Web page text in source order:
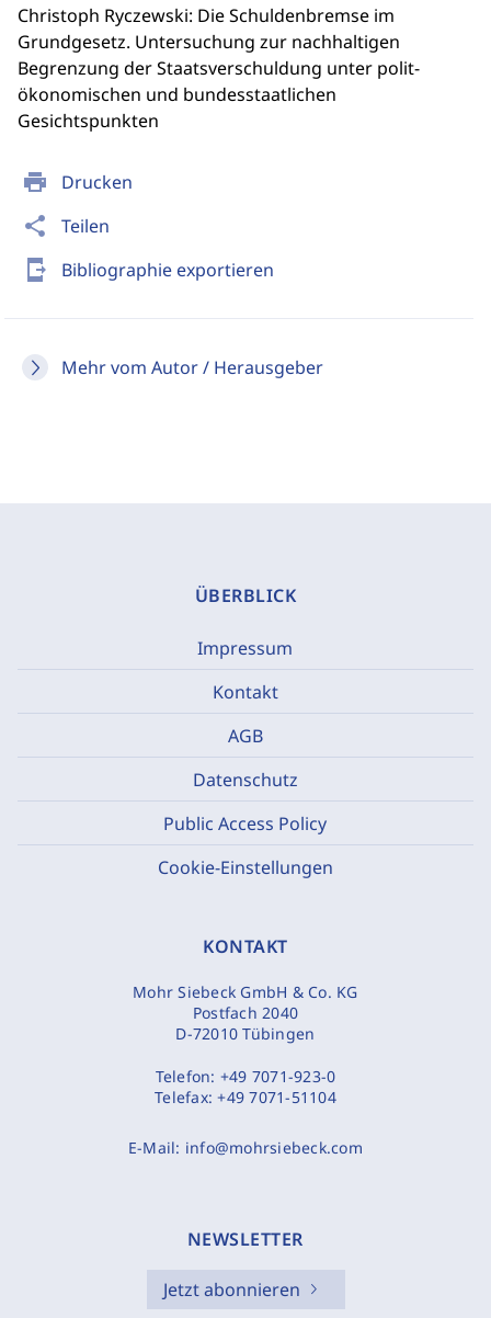
print Drucken
share Teilen
send_to_mobile Bibliographie exportieren
Mehr vom Autor / Herausgeber
Christoph Ryczewski: Die Schuldenbremse im
Grundgesetz. Untersuchung zur nachhaltigen
Begrenzung der Staatsverschuldung unter polit-
ökonomischen und bundesstaatlichen
Gesichtspunkten
ÜBERBLICK
Impressum
Kontakt
AGB
Datenschutz
Public Access Policy
Cookie-Einstellungen
KONTAKT
Mohr Siebeck GmbH & Co. KG
Postfach 2040
D-72010 Tübingen
Telefon: +49 7071-923-0
Telefax:+49 7071-51104
E-Mail: info@mohrsiebeck.com
NEWSLETTER
Jetzt abonnieren